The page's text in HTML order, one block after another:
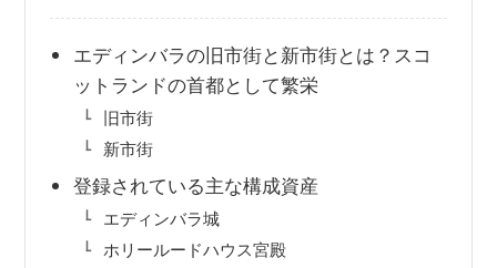
エディンバラの旧市街と新市街とは？スコ
ットランドの首都として繁栄
旧市街
新市街
登録されている主な構成資産
エディンバラ城
ホリールードハウス宮殿